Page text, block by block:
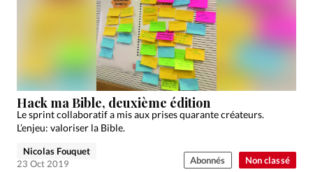
Non classé
Hack ma Bible, deuxième édition
Le sprint collaboratif a mis aux prises quarante créateurs.
L’enjeu: valoriser la Bible.
Nicolas Fouquet
23 Oct 2019
Abonnés